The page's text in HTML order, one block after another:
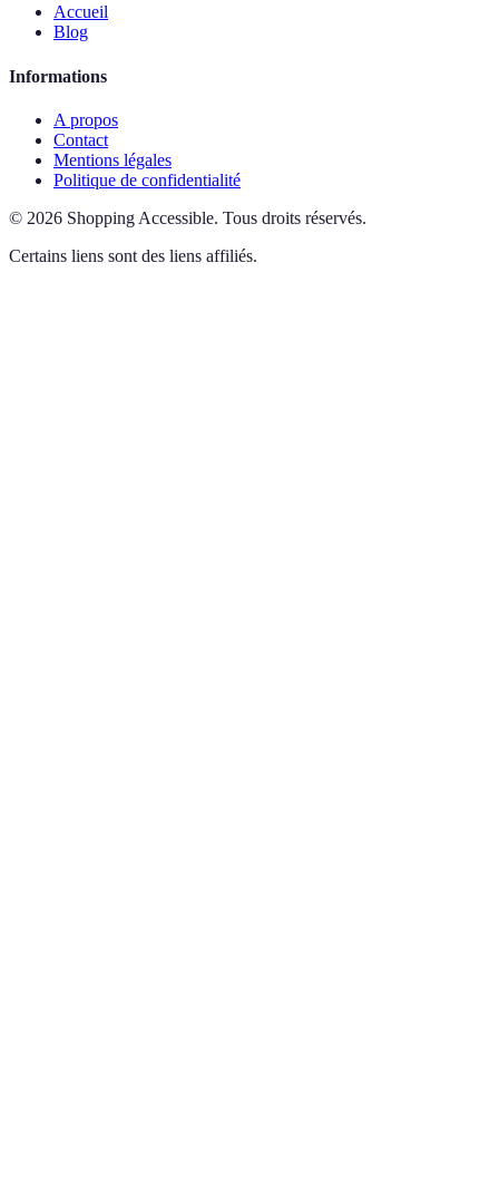
Accueil
Blog
Informations
A propos
Contact
Mentions légales
Politique de confidentialité
© 2026 Shopping Accessible. Tous droits réservés.
Certains liens sont des liens affiliés.